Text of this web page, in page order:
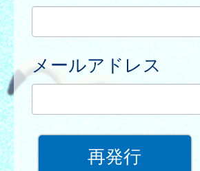
メールアドレス